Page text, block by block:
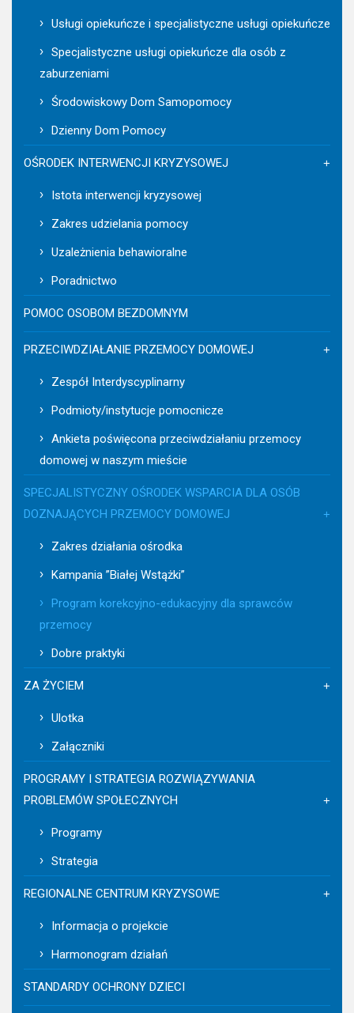
Usługi opiekuńcze i specjalistyczne usługi opiekuńcze
Specjalistyczne usługi opiekuńcze dla osób z
zaburzeniami
Środowiskowy Dom Samopomocy
Dzienny Dom Pomocy
OŚRODEK INTERWENCJI KRYZYSOWEJ
Istota interwencji kryzysowej
Zakres udzielania pomocy
Uzależnienia behawioralne
Poradnictwo
POMOC OSOBOM BEZDOMNYM
PRZECIWDZIAŁANIE PRZEMOCY DOMOWEJ
Zespół Interdyscyplinarny
Podmioty/instytucje pomocnicze
Ankieta poświęcona przeciwdziałaniu przemocy
domowej w naszym mieście
SPECJALISTYCZNY OŚRODEK WSPARCIA DLA OSÓB
DOZNAJĄCYCH PRZEMOCY DOMOWEJ
Zakres działania ośrodka
Kampania ”Białej Wstążki”
Program korekcyjno-edukacyjny dla sprawców
przemocy
Dobre praktyki
ZA ŻYCIEM
Ulotka
Załączniki
PROGRAMY I STRATEGIA ROZWIĄZYWANIA
PROBLEMÓW SPOŁECZNYCH
Programy
Strategia
REGIONALNE CENTRUM KRYZYSOWE
Informacja o projekcie
Harmonogram działań
STANDARDY OCHRONY DZIECI